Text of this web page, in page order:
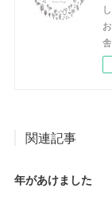
関連記事
年があけました